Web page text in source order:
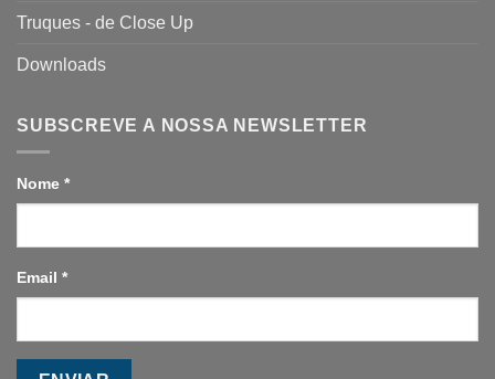
Truques - de Close Up
Downloads
SUBSCREVE A NOSSA NEWSLETTER
Nome *
Email *